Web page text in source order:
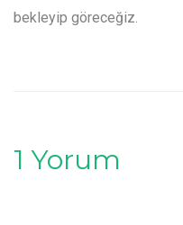
bekleyip göreceğiz.
1 Yorum